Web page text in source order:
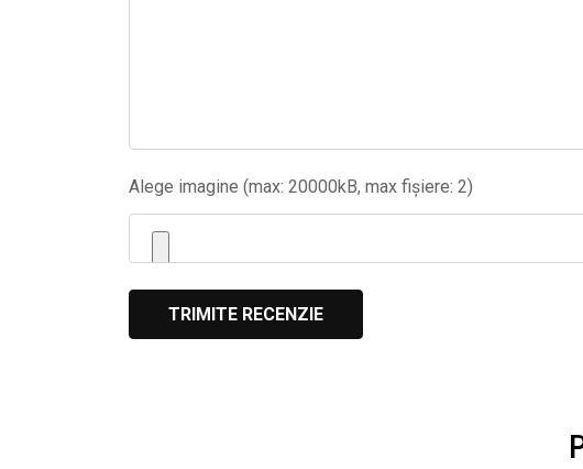
Alege imagine (max: 20000kB, max fișiere: 2)